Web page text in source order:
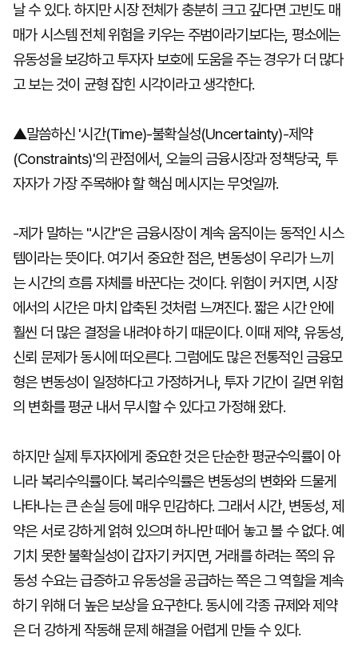
날 수 있다. 하지만 시장 전체가 충분히 크고 깊다면 고빈도 매
매가 시스템 전체 위험을 키우는 주범이라기보다는, 평소에는
유동성을 보강하고 투자자 보호에 도움을 주는 경우가 더 많다
고 보는 것이 균형 잡힌 시각이라고 생각한다.
▲말씀하신 '시간(Time)-불확실성(Uncertainty)-제약
(Constraints)'의 관점에서, 오늘의 금융시장과 정책당국, 투
자자가 가장 주목해야 할 핵심 메시지는 무엇일까.
-제가 말하는 "시간"은 금융시장이 계속 움직이는 동적인 시스
템이라는 뜻이다. 여기서 중요한 점은, 변동성이 우리가 느끼
는 시간의 흐름 자체를 바꾼다는 것이다. 위험이 커지면, 시장
에서의 시간은 마치 압축된 것처럼 느껴진다. 짧은 시간 안에
훨씬 더 많은 결정을 내려야 하기 때문이다. 이때 제약, 유동성,
신뢰 문제가 동시에 떠오른다. 그럼에도 많은 전통적인 금융모
형은 변동성이 일정하다고 가정하거나, 투자 기간이 길면 위험
의 변화를 평균 내서 무시할 수 있다고 가정해 왔다.
하지만 실제 투자자에게 중요한 것은 단순한 평균수익률이 아
니라 복리수익률이다. 복리수익률은 변동성의 변화와 드물게
나타나는 큰 손실 등에 매우 민감하다. 그래서 시간, 변동성, 제
약은 서로 강하게 얽혀 있으며 하나만 떼어 놓고 볼 수 없다. 예
기치 못한 불확실성이 갑자기 커지면, 거래를 하려는 쪽의 유
동성 수요는 급증하고 유동성을 공급하는 쪽은 그 역할을 계속
하기 위해 더 높은 보상을 요구한다. 동시에 각종 규제와 제약
은 더 강하게 작동해 문제 해결을 어렵게 만들 수 있다.